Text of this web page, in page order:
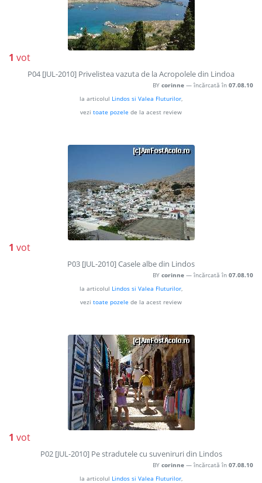
1 vot
P04 [JUL-2010] Privelistea vazuta de la Acropolele din Lindoa
BY corinne — încărcată în 07.08.10
la articolul Lindos si Valea Fluturilor,
vezi toate pozele de la acest review
1 vot
P03 [JUL-2010] Casele albe din Lindos
BY corinne — încărcată în 07.08.10
la articolul Lindos si Valea Fluturilor,
vezi toate pozele de la acest review
1 vot
P02 [JUL-2010] Pe stradutele cu suveniruri din Lindos
BY corinne — încărcată în 07.08.10
la articolul Lindos si Valea Fluturilor,